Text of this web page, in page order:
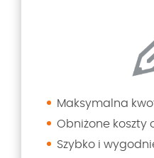
Maksymalna
Obniżone koszty
Szybko i